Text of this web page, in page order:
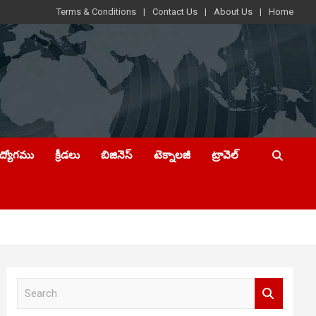
Terms & Conditions Contact Us About Us Home
క్రీడలు బిజినెస్ టెక్నాలజీ ట్రావెల్